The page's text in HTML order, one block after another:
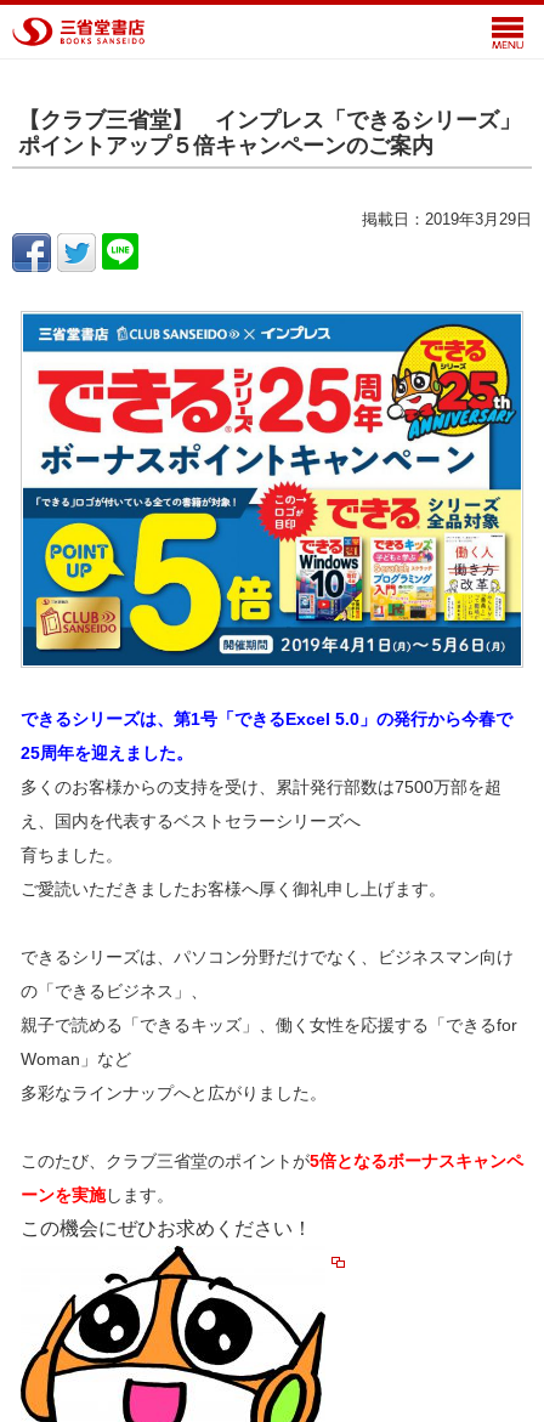
【クラブ三省堂】 インプレス「できるシリーズ」
ポイントアップ５倍キャンペーンのご案内
掲載日：2019年3月29日
できるシリーズは、第1号「できるExcel 5.0」の発行から今春で
25周年を迎えました。
多くのお客様からの支持を受け、累計発行部数は7500万部を超
え、国内を代表するベストセラーシリーズへ
育ちました。
ご愛読いただきましたお客様へ厚く御礼申し上げます。
できるシリーズは、パソコン分野だけでなく、ビジネスマン向け
の「できるビジネス」、
親子で読める「できるキッズ」、働く女性を応援する「できるfor
Woman」など
多彩なラインナップへと広がりました。
このたび、クラブ三省堂のポイントが5倍となるボーナスキャンペ
ーンを実施します。
この機会にぜひお求めください！